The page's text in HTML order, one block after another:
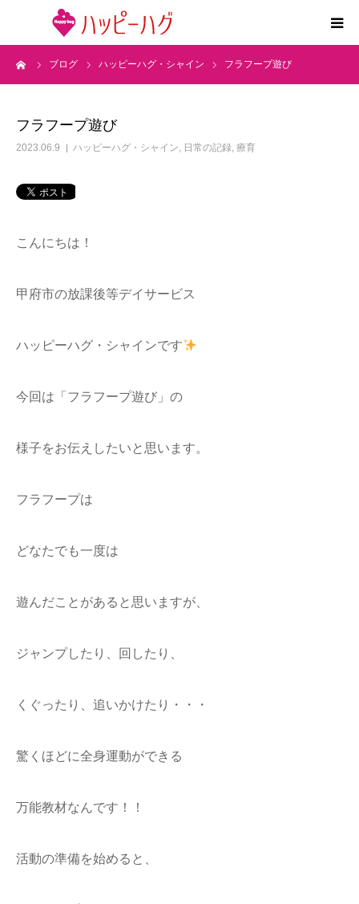
ブログ ハッピーハグ・シャイン フラフープ遊び
フラフープ遊び
2023.06.9 ハッピーハグ・シャイン, 日常の記録, 療育
こんにちは！
甲府市の放課後等デイサービス
ハッピーハグ・シャインです
今回は「フラフープ遊び」の
様子をお伝えしたいと思います。
フラフープは
どなたでも一度は
遊んだことがあると思いますが、
ジャンプしたり、回したり、
くぐったり、追いかけたり・・・
驚くほどに全身運動ができる
万能教材なんです！！
活動の準備を始めると、
2つの特徴
求人情報
運営会社